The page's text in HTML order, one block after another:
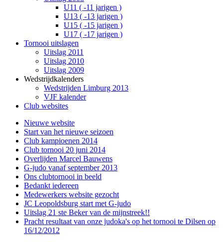
U11 ( -11 jarigen )
U13 ( -13 jarigen )
U15 ( -15 jarigen )
U17 ( -17 jarigen )
Tornooi uitslagen
Uitslag 2011
Uitslag 2010
Uitslag 2009
Wedstrijdkalenders
Wedstrijden Limburg 2013
VJF kalender
Club websites
Nieuwe website
Start van het nieuwe seizoen
Club kampioenen 2014
Club tornooi 20 juni 2014
Overlijden Marcel Bauwens
G-judo vanaf september 2013
Ons clubtornooi in beeld
Bedankt iedereen
Medewerkers website gezocht
JC Leopoldsburg start met G-judo
Uitslag 21 ste Beker van de mijnstreek!!
Pracht resultaat van onze judoka's op het tornooi te Dilsen op
16/12/2012